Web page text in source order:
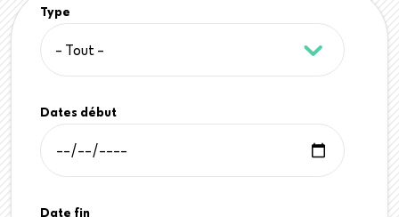
Type
Dates début
Date fin